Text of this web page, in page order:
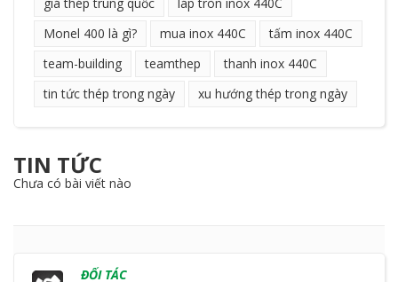
Monel 400 là gì?
mua inox 440C
tấm inox 440C
team-building
teamthep
thanh inox 440C
tin tức thép trong ngày
xu hướng thép trong ngày
TIN TỨC
Chưa có bài viết nào
ĐỐI TÁC